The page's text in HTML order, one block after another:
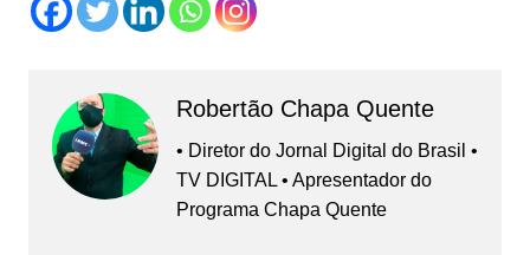
Robertão Chapa Quente
• Diretor do Jornal Digital do Brasil •
TV DIGITAL • Apresentador do
Programa Chapa Quente